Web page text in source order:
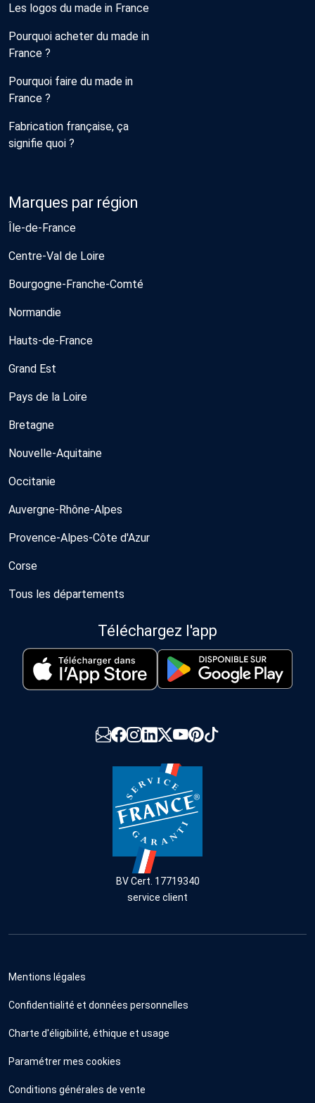
Les logos du made in France
Pourquoi acheter du made in
France ?
Pourquoi faire du made in
France ?
Fabrication française, ça
signifie quoi ?
Marques par région
Île-de-France
Centre-Val de Loire
Bourgogne-Franche-Comté
Normandie
Hauts-de-France
Grand Est
Pays de la Loire
Bretagne
Nouvelle-Aquitaine
Occitanie
Auvergne-Rhône-Alpes
Provence-Alpes-Côte d'Azur
Corse
Tous les départements
Téléchargez l'app
BV Cert. 17719340
service client
Mentions légales
Confidentialité et données personnelles
Charte d'éligibilité, éthique et usage
Paramétrer mes cookies
Conditions générales de vente